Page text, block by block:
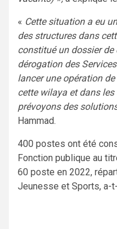
« Cette situation a eu
des structures dans
constitué un dossier de
dérogation des
lancer une opération
cette wilaya et dans
prévoyons des
Hammad.
400 postes ont été
Fonction publique au
60 poste en 2022,
Jeunesse et Sports, a-